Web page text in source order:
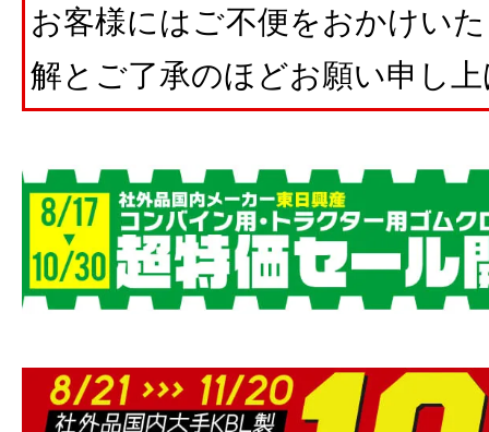
お客様にはご不便をおかけい
解とご了承のほどお願い申し